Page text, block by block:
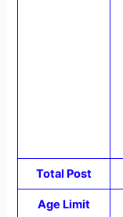
Total Post
Age Limit